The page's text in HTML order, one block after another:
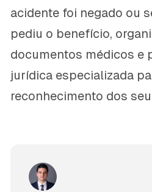
acidente foi negado ou
pediu o benefício,
documentos médicos e
jurídica especializada
reconhecimento dos